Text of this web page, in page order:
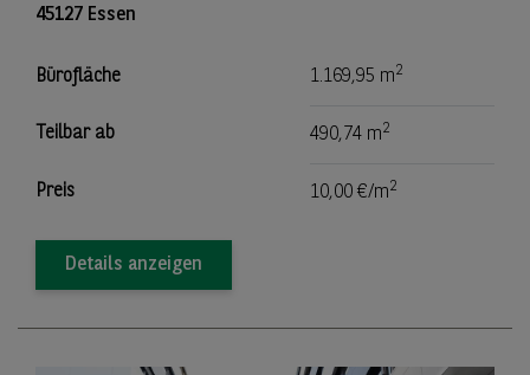
45127 Essen
Bürofläche 1.169,95 m2
Teilbar ab 490,74 m2
Preis 10,00 €/m2
Details anzeigen